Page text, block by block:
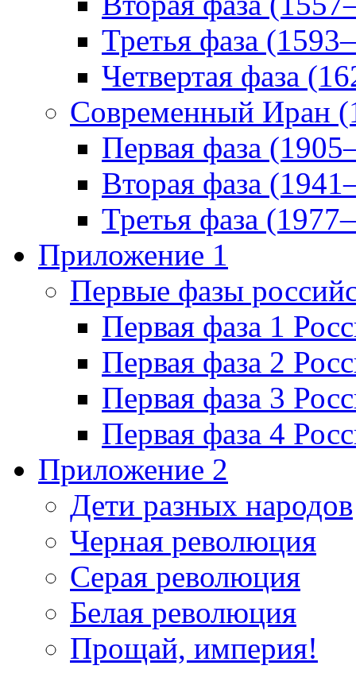
Третья фаза
Четвертая фаза
Современный Иран
Первая фаза
Вторая фаза
Третья фаза
Приложение 1
Первые фазы
Первая фаза 1
Первая фаза 2
Первая фаза 3
Первая фаза 4
Приложение 2
Дети разных народов
Черная революция
Серая революция
Белая революция
Прощай, империя!